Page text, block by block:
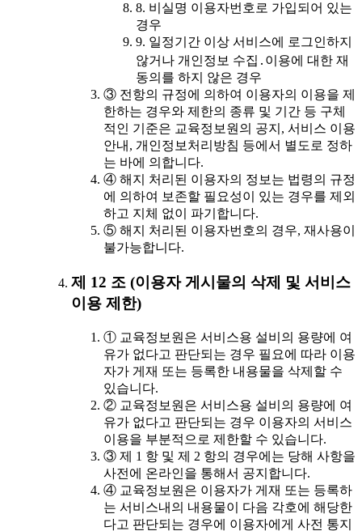
8. 비실명 이용자번호로 가입되어 있는
경우
9. 일정기간 이상 서비스에 로그인하지
않거나 개인정보 수집․이용에 대한 재
동의를 하지 않은 경우
③ 전항의 규정에 의하여 이용자의 이용을 제
한하는 경우와 제한의 종류 및 기간 등 구체
적인 기준은 교육정보원의 공지, 서비스 이용
안내, 개인정보처리방침 등에서 별도로 정하
는 바에 의합니다.
④ 해지 처리된 이용자의 정보는 법령의 규정
에 의하여 보존할 필요성이 있는 경우를 제외
하고 지체 없이 파기합니다.
⑤ 해지 처리된 이용자번호의 경우, 재사용이
불가능합니다.
제 12 조 (이용자 게시물의 삭제 및 서비스
이용 제한)
① 교육정보원은 서비스용 설비의 용량에 여
유가 없다고 판단되는 경우 필요에 따라 이용
자가 게재 또는 등록한 내용물을 삭제할 수
있습니다.
② 교육정보원은 서비스용 설비의 용량에 여
유가 없다고 판단되는 경우 이용자의 서비스
이용을 부분적으로 제한할 수 있습니다.
③ 제 1 항 및 제 2 항의 경우에는 당해 사항을
사전에 온라인을 통해서 공지합니다.
④ 교육정보원은 이용자가 게재 또는 등록하
는 서비스내의 내용물이 다음 각호에 해당한
다고 판단되는 경우에 이용자에게 사전 통지